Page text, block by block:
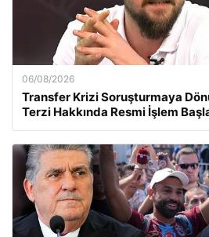
06/08/2026
Transfer Krizi Soruşturmaya
Terzi Hakkında Resmi İşlem